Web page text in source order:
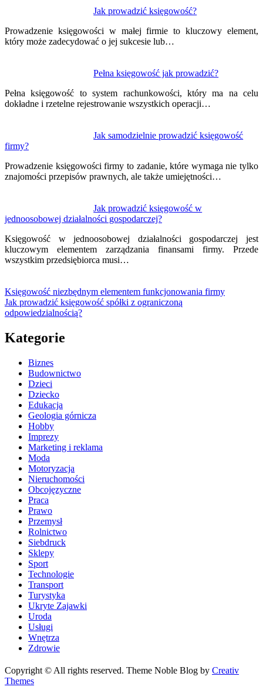
Jak prowadzić księgowość?
Prowadzenie księgowości w małej firmie to kluczowy element,
który może zadecydować o jej sukcesie lub…
Pełna księgowość jak prowadzić?
Pełna księgowość to system rachunkowości, który ma na celu
dokładne i rzetelne rejestrowanie wszystkich operacji…
Jak samodzielnie prowadzić księgowość
firmy?
Prowadzenie księgowości firmy to zadanie, które wymaga nie tylko
znajomości przepisów prawnych, ale także umiejętności…
Jak prowadzić księgowość w
jednoosobowej działalności gospodarczej?
Księgowość w jednoosobowej działalności gospodarczej jest
kluczowym elementem zarządzania finansami firmy. Przede
wszystkim przedsiębiorca musi…
Księgowość niezbędnym elementem funkcjonowania firmy
Jak prowadzić księgowość spółki z ograniczoną
odpowiedzialnością?
Kategorie
Biznes
Budownictwo
Dzieci
Dziecko
Edukacja
Geologia górnicza
Hobby
Imprezy
Marketing i reklama
Moda
Motoryzacja
Nieruchomości
Obcojęzyczne
Praca
Prawo
Przemysł
Rolnictwo
Siebdruck
Sklepy
Sport
Technologie
Transport
Turystyka
Ukryte Zajawki
Uroda
Usługi
Wnętrza
Zdrowie
Copyright © All rights reserved. Theme Noble Blog by Creativ
Themes